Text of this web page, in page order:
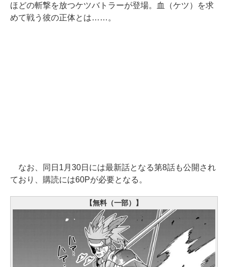
ほどの斬撃を放つケツバトラーが登場。血（ケツ）を求
めて戦う彼の正体とは……。
なお、同日1月30日には最新話となる第8話も公開され
ており、購読には60Pが必要となる。
【無料（一部）】